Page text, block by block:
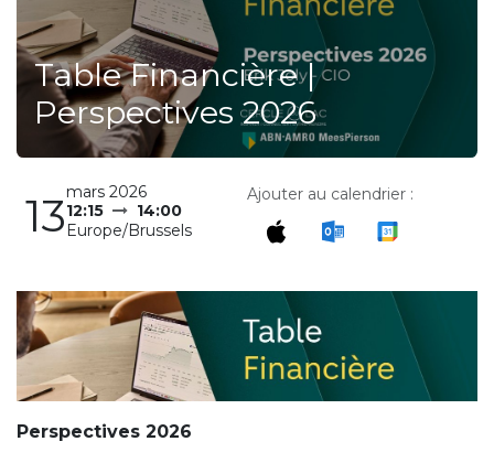
Table Financière |
Perspectives 2026
13mars 2026
12:15
14:00
Europe/Brussels
Ajouter au calendrier :
Perspectives 2026